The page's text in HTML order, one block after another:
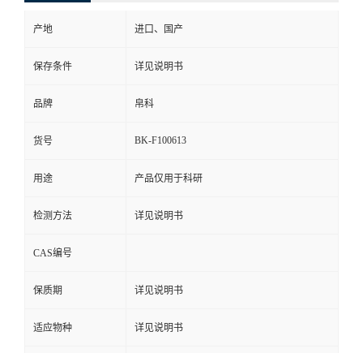
产地 进口、国产
保存条件 详见说明书
品牌 帛科
货号 BK-F100613
用途 产品仅用于科研
检测方法 详见说明书
CAS编号
保质期 详见说明书
适应物种 详见说明书